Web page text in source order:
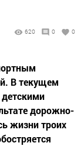
620 0 0
В текущем
дорожно-
жизни троих